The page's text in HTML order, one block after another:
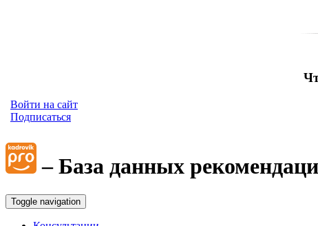
Войти на сайт
Подписаться
– База данных
Toggle navigation